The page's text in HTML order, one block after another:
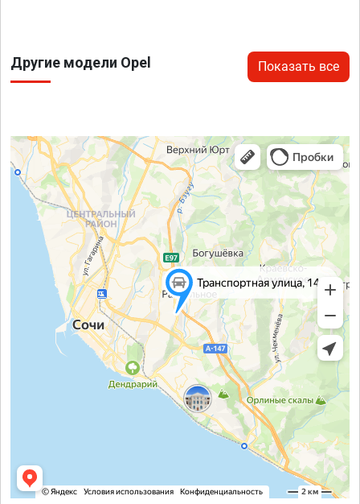
Другие модели Opel Показать все